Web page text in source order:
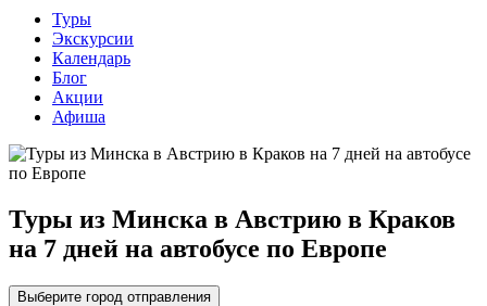
Туры
Экскурсии
Календарь
Блог
Акции
Афиша
Туры из Минска в Австрию в Краков
на 7 дней на автобусе по Европе
Выберите город отправления